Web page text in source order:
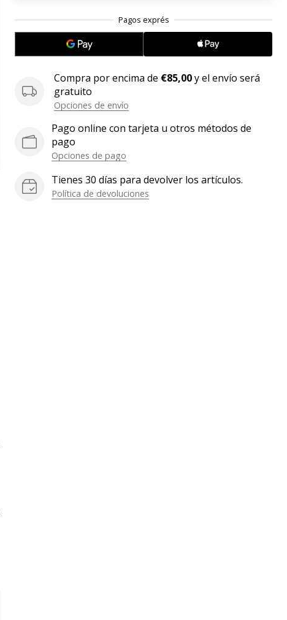
Compra por encima de €85,00y el envío será
gratuito
Opciones de envío
Pago online con tarjeta u otros métodos de
pago
Opciones de pago
Tienes 30 días para devolver los artículos.
Política de devoluciones